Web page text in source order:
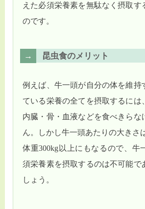
えた必須栄養素を無駄なく摂取す
のです。
昆虫食のメリット
例えば、牛一頭が自分の体を維持
ている栄養の全てを摂取するには
内臓・骨・血液などを食べきらな
ん。しかし牛一頭あたりの大きさ
体重300kg以上にもなるので、牛
須栄養素を摂取するのは不可能で
しょう。